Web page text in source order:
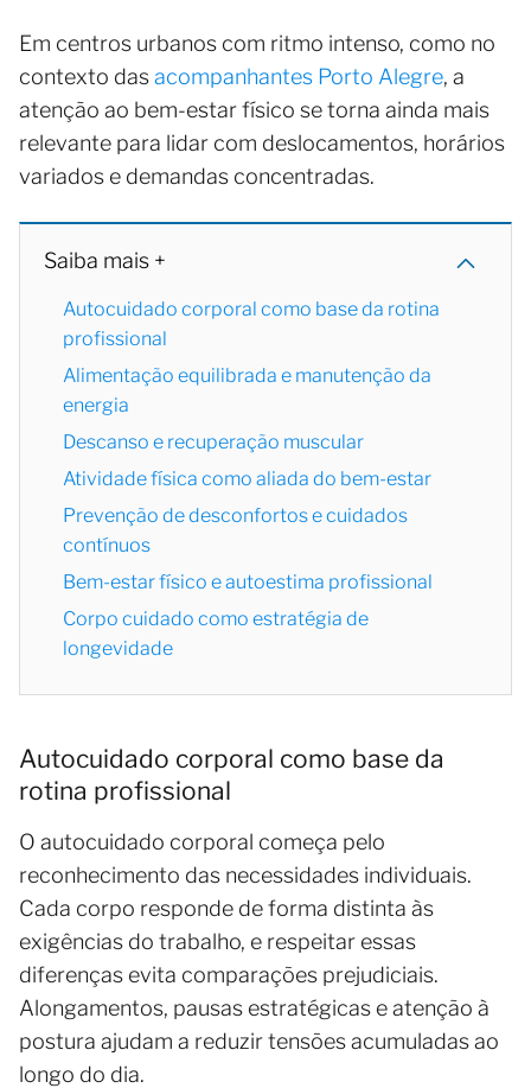
Em centros urbanos com ritmo intenso, como no
contexto dasacompanhantes Porto Alegre, a
atenção ao bem-estar físico se torna ainda mais
relevante para lidar com deslocamentos, horários
variados e demandas concentradas.
Saiba mais +
Autocuidado corporal como base da rotina
profissional
Alimentação equilibrada e manutenção da
energia
Descanso e recuperação muscular
Atividade física como aliada do bem-estar
Prevenção de desconfortos e cuidados
contínuos
Bem-estar físico e autoestima profissional
Corpo cuidado como estratégia de
longevidade
Autocuidado corporal como base da
rotina profissional
O autocuidado corporal começa pelo
reconhecimento das necessidades individuais.
Cada corpo responde de forma distinta às
exigências do trabalho, e respeitar essas
diferenças evita comparações prejudiciais.
Alongamentos, pausas estratégicas e atenção à
postura ajudam a reduzir tensões acumuladas ao
longo do dia.